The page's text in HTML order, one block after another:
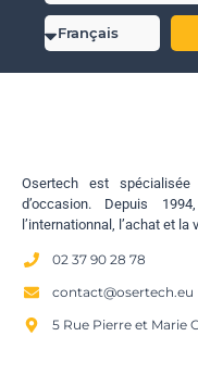
Osertech est
d’occasion. Depuis
l’internationnal, l’achat et
02 37 90 28 78
contact@osertech.eu
5 Rue Pierre et Marie